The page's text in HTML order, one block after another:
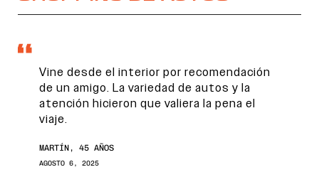
Vine desde el interior por recomendación
de un amigo. La variedad de autos y la
atención hicieron que valiera la pena el
viaje.
MARTÍN, 45 AÑOS
AGOSTO 6, 2025